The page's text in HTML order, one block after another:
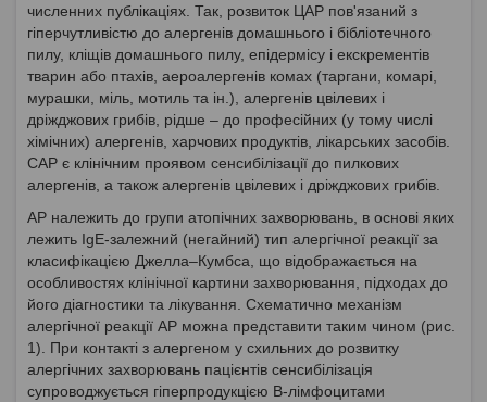
численних публікаціях. Так, розвиток ЦАР пов'язаний з
гіперчутливістю до алергенів домашнього і бібліотечного
пилу, кліщів домашнього пилу, епідермісу і екскрементів
тварин або птахів, аероалергенів комах (таргани, комарі,
мурашки, міль, мотиль та ін.), алергенів цвілевих і
дріжджових грибів, рідше – до професійних (у тому числі
хімічних) алергенів, харчових продуктів, лікарських засобів.
САР є клінічним проявом сенсибілізації до пилкових
алергенів, а також алергенів цвілевих і дріжджових грибів.
АР належить до групи атопічних захворювань, в основі яких
лежить IgE-залежний (негайний) тип алергічної реакції за
класифікацією Джелла–Кумбса, що відображається на
особливостях клінічної картини захворювання, підходах до
його діагностики та лікування. Схематично механізм
алергічної реакції АР можна представити таким чином (рис.
1). При контакті з алергеном у схильних до розвитку
алергічних захворювань пацієнтів сенсибілізація
супроводжується гіперпродукцією В-лімфоцитами